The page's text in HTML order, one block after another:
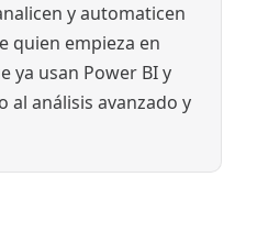
y automaticen
quien empieza en
ya usan Power BI y
al análisis avanzado y